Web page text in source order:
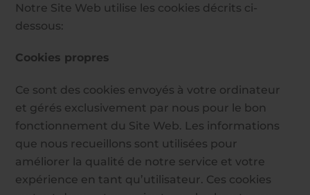
Notre Site Web utilise les cookies décrits ci-
dessous:
Cookies propres
Ce sont des cookies envoyés à votre ordinateur
et gérés exclusivement par nous pour le bon
fonctionnement du Site Web. Les informations
que nous recueillons sont utilisées pour
améliorer la qualité de notre service et votre
expérience en tant qu’utilisateur. Ces cookies